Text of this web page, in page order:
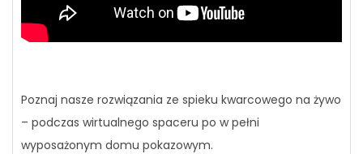
Poznaj nasze rozwiązania ze spieku kwarcowego na żywo
– podczas wirtualnego spaceru po w pełni
wyposażonym domu pokazowym.